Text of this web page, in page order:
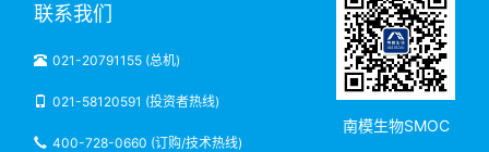
联系我们
021-20791155 (总机)
021-58120591 (投资者热线)
400-728-0660 (订购/技术热线)
南模生物SMOC